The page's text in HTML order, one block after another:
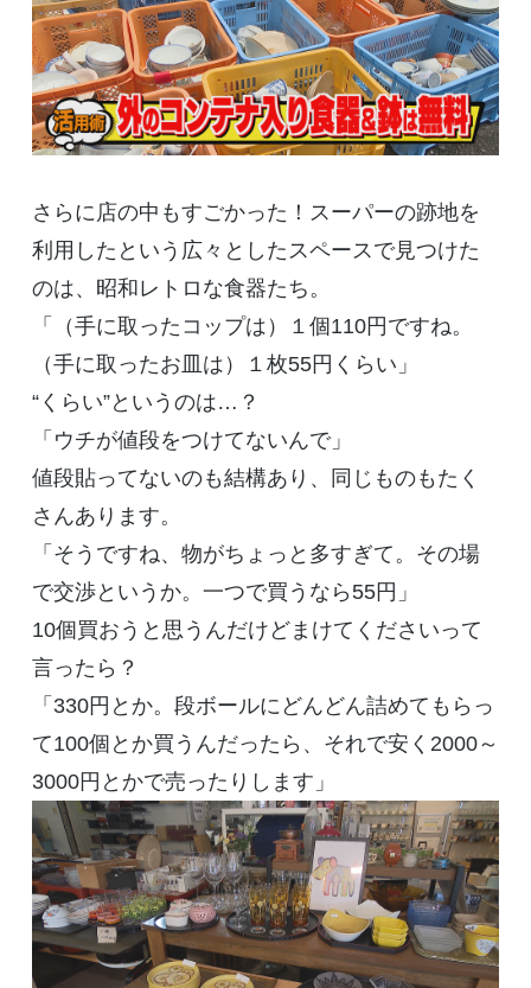
さらに店の中もすごかった！スーパーの跡地を
利用したという広々としたスペースで見つけた
のは、昭和レトロな食器たち。
「（手に取ったコップは）１個110円ですね。
（手に取ったお皿は）１枚55円くらい」
“くらい”というのは…？
「ウチが値段をつけてないんで」
値段貼ってないのも結構あり、同じものもたく
さんあります。
「そうですね、物がちょっと多すぎて。その場
で交渉というか。一つで買うなら55円」
10個買おうと思うんだけどまけてくださいって
言ったら？
「330円とか。段ボールにどんどん詰めてもらっ
て100個とか買うんだったら、それで安く2000～
3000円とかで売ったりします」